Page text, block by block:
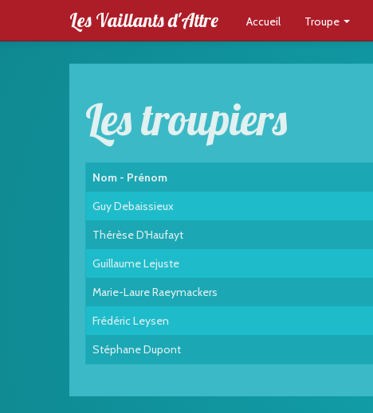
Les Vaillants d'Attre Accueil Troupe
Les troupiers
Nom - Prénom
Guy Debaissieux
Thérèse D'Haufayt
Guillaume Lejuste
Marie-Laure Raeymackers
Frédéric Leysen
Stéphane Dupont